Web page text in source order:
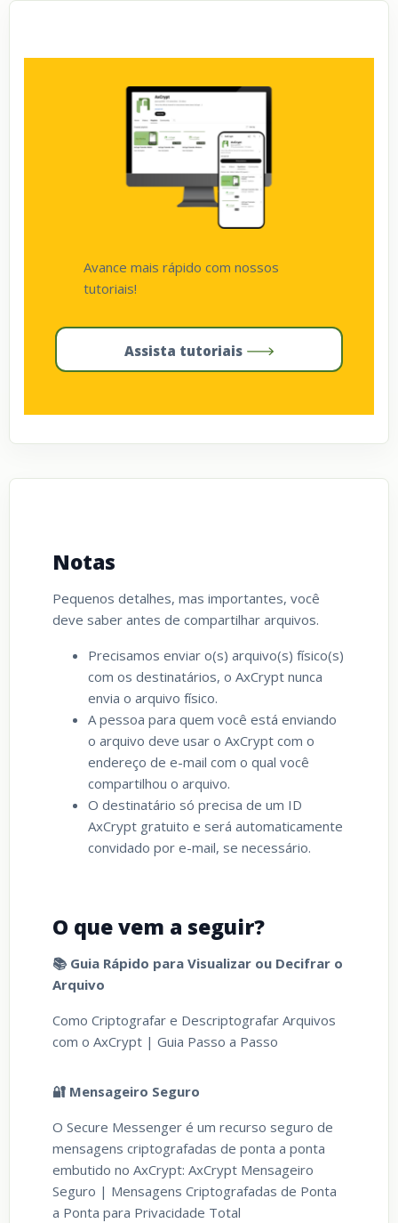
Avance mais rápido com nossos
tutoriais!
Assista tutoriais
Notas
Pequenos detalhes, mas importantes, você
deve saber antes de compartilhar arquivos.
Precisamos enviar o(s) arquivo(s) físico(s)
com os destinatários, o AxCrypt nunca
envia o arquivo físico.
A pessoa para quem você está enviando
o arquivo deve usar o AxCrypt com o
endereço de e-mail com o qual você
compartilhou o arquivo.
O destinatário só precisa de um ID
AxCrypt gratuito e será automaticamente
convidado por e-mail, se necessário.
O que vem a seguir?
📚 Guia Rápido para Visualizar ou Decifrar o
Arquivo
Como Criptografar e Descriptografar Arquivos
com o AxCrypt | Guia Passo a Passo
🔐 Mensageiro Seguro
O Secure Messenger é um recurso seguro de
mensagens criptografadas de ponta a ponta
embutido no AxCrypt: AxCrypt Mensageiro
Seguro | Mensagens Criptografadas de Ponta
a Ponta para Privacidade Total